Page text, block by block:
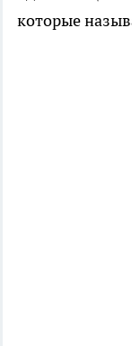
которые